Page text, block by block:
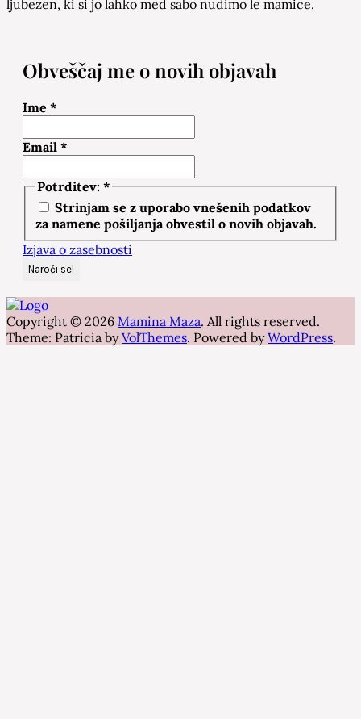
ljubezen, ki si jo lahko med sabo nudimo le mamice.
Obveščaj me o novih objavah
Ime *
Email *
Potrditev: *
Strinjam se z uporabo vnešenih podatkov
za namene pošiljanja obvestil o novih objavah.
Izjava o zasebnosti
Copyright © 2026 Mamina Maza. All rights reserved.
Theme: Patricia byVolThemes. Powered byWordPress.